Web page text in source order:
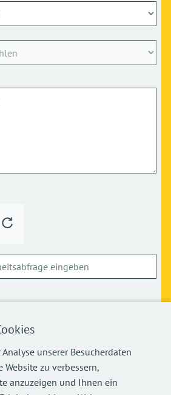
unserer Besucherdaten
Website zu verbessern,
anzuzeigen und Ihnen ein
meiner personenbezogenen Daten